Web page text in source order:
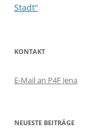
Stadt“
KONTAKT
E-Mail an P4F Jena
NEUESTE BEITRÄGE